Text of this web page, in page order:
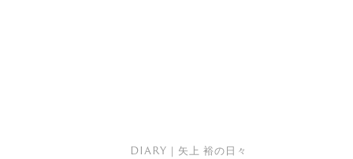
DIARY｜矢上 裕の日々